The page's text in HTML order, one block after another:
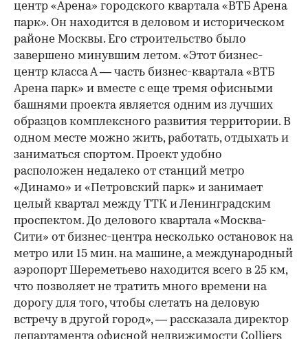
центр «Арена» городского квартала «ВТБ Арена
парк». Он находится в деловом и историческом
районе Москвы. Его строительство было
завершено минувшим летом. «Этот бизнес-
центр класса А — часть бизнес-квартала «ВТБ
Арена парк» и вместе с еще тремя офисными
башнями проекта является одним из лучших
образцов комплексного развития территории. В
одном месте можно жить, работать, отдыхать и
заниматься спортом. Проект удобно
расположен недалеко от станций метро
«Динамо» и «Петровский парк» и занимает
целый квартал между ТТК и Ленинградским
проспектом. До делового квартала «Москва-
Сити» от бизнес-центра несколько остановок на
метро или 15 мин. на машине, а международный
аэропорт Шереметьево находится всего в 25 км,
что позволяет не тратить много времени на
дорогу для того, чтобы слетать на деловую
встречу в другой город», — рассказала директор